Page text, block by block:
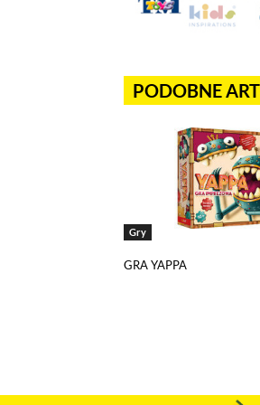
PODOBNE
Gry
GRA YAPPA
Jeżeli
Pliki
a pliki
w
Jeżeli
Te pliki
w